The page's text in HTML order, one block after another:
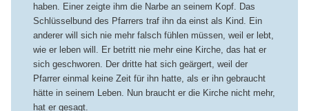
haben. Einer zeigte ihm die Narbe an seinem Kopf. Das
Schlüsselbund des Pfarrers traf ihn da einst als Kind. Ein
anderer will sich nie mehr falsch fühlen müssen, weil er lebt,
wie er leben will. Er betritt nie mehr eine Kirche, das hat er
sich geschworen. Der dritte hat sich geärgert, weil der
Pfarrer einmal keine Zeit für ihn hatte, als er ihn gebraucht
hätte in seinem Leben. Nun braucht er die Kirche nicht mehr,
hat er gesagt.